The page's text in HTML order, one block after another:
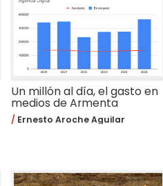
Un millón al día, el gasto en
medios de Armenta
Ernesto Aroche Aguilar